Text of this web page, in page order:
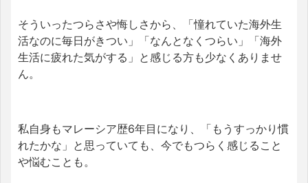
そういったつらさや悔しさから、「憧れていた海外生
活なのに毎日がきつい 」「なんとなくつらい」「海外
生活に疲れた気がする」と感じる方も少なくありませ
ん。
私自身もマレーシア歴6年目になり、「もうすっかり慣
れたかな」と思っていても、今でもつらく感じること
や悩むことも。